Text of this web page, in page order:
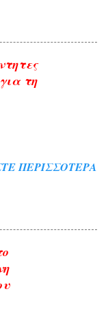
τη
ΠΕΡΙΣΣΌΤΕΡΑ